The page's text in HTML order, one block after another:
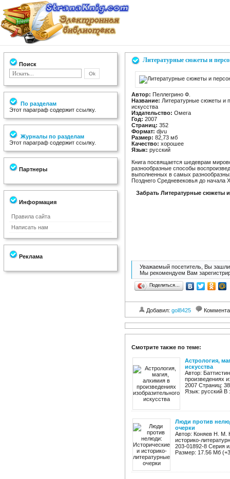
Поиск
По разделам
Этот параграф содержит ссылку.
Журналы по разделам
Этот параграф содержит ссылку.
Партнеры
Информация
Правила сайта
Написать нам
Реклама
Литературные сюжеты и
Автор: Пеллегрино Ф.
Название: Литературные сюжеты и
искусства
Издательство: Омега
Год: 2007
Страниц: 352
Формат: djvu
Размер: 82,73 мб
Качество: хорошее
Язык: русский
Книга посвящается шедеврам
разнообразные способы
выполненных в самых
Позднего Средневековья до начала
Забрать Литературные сюжеты
Уважаемый посетитель, Вы зашли
Мы рекомендуем Вам
Поделиться…
Добавил: gol8425
Смотрите также по теме:
Астрология,
искусства
Автор:
произведениях
2007 Страниц:
Язык: русский В
Люди против
очерки
Автор: Коняев Н. М.
историко-
203-01892-8 Серия
Размер: 17.56 Мб